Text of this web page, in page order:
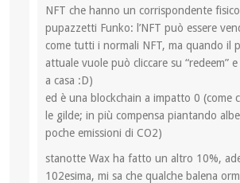
NFT che hanno un corrispondente
pupazzetti Funko: l’NFT può essere
come tutti i normali NFT, ma quando il
attuale vuole può cliccare su “redeem”
a casa :D)
ed è una blockchain a impatto 0 (come
le gilde; in più compensa piantando
poche emissioni di CO2)
stanotte Wax ha fatto un altro 10%,
102esima, mi sa che qualche balena